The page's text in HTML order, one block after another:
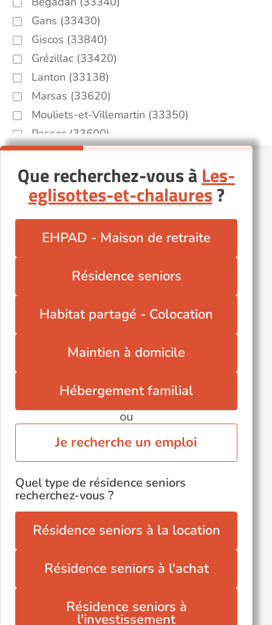
Gans (33430)
Giscos (33840)
Grézillac (33420)
Lanton (33138)
Marsas (33620)
Mouliets-et-Villemartin (33350)
Pessac (33600)
Pessac-sur-Dordogne (33890)
Plassac (33390)
Saint-Ciers-sur-Gironde (33820)
Saint-Laurent-Médoc (33112)
Saint-Michel-de-Rieufret (33720)
Saint-Vivien-de-Monségur (33580)
Que recherchez-vous àLes-
eglisottes-et-chalaures?
EHPAD - Maison de retraite
Résidence seniors
Habitat partagé - Colocation
Maintien à domicile
Hébergement familial
ou
Je recherche un emploi
Quel type de résidence seniors
recherchez-vous ?
Résidence seniors à la location
Résidence seniors à l'achat
Résidence seniors à
l'investissement